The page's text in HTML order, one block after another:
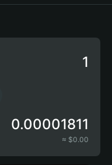
0.00001811
≈ $0.00